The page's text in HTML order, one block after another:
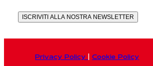
ISCRIVITI ALLA NOSTRA NEWSLETTER
Privacy Policy
Cookie Policy